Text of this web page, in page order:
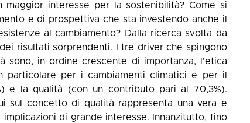
interesse per la sostenibilità? Come si
e di prospettiva che sta investendo anche il
al cambiamento? Dalla ricerca svolta da
risultati sorprendenti. I tre driver che spingono
sono, in ordine crescente di importanza, l'etica
particolare per i cambiamenti climatici e per il
e la qualità (con un contributo pari al 70,3%).
sul concetto di qualità rappresenta una vera e
di grande interesse. Innanzitutto, fino